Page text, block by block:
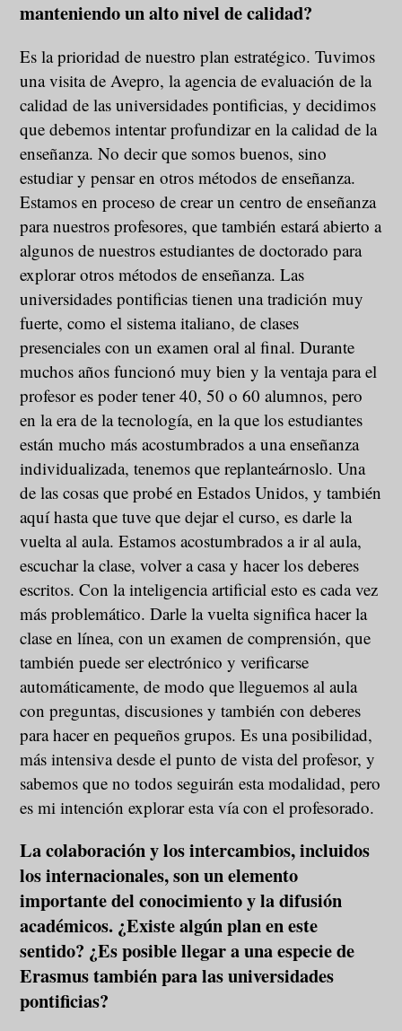
manteniendo un alto nivel de calidad?
Es la prioridad de nuestro plan estratégico. Tuvimos
una visita de Avepro, la agencia de evaluación de la
calidad de las universidades pontificias, y decidimos
que debemos intentar profundizar en la calidad de la
enseñanza. No decir que somos buenos, sino
estudiar y pensar en otros métodos de enseñanza.
Estamos en proceso de crear un centro de enseñanza
para nuestros profesores, que también estará abierto a
algunos de nuestros estudiantes de doctorado para
explorar otros métodos de enseñanza. Las
universidades pontificias tienen una tradición muy
fuerte, como el sistema italiano, de clases
presenciales con un examen oral al final. Durante
muchos años funcionó muy bien y la ventaja para el
profesor es poder tener 40, 50 o 60 alumnos, pero
en la era de la tecnología, en la que los estudiantes
están mucho más acostumbrados a una enseñanza
individualizada, tenemos que replanteárnoslo. Una
de las cosas que probé en Estados Unidos, y también
aquí hasta que tuve que dejar el curso, es darle la
vuelta al aula. Estamos acostumbrados a ir al aula,
escuchar la clase, volver a casa y hacer los deberes
escritos. Con la inteligencia artificial esto es cada vez
más problemático. Darle la vuelta significa hacer la
clase en línea, con un examen de comprensión, que
también puede ser electrónico y verificarse
automáticamente, de modo que lleguemos al aula
con preguntas, discusiones y también con deberes
para hacer en pequeños grupos. Es una posibilidad,
más intensiva desde el punto de vista del profesor, y
sabemos que no todos seguirán esta modalidad, pero
es mi intención explorar esta vía con el profesorado.
La colaboración y los intercambios, incluidos
los internacionales, son un elemento
importante del conocimiento y la difusión
académicos. ¿Existe algún plan en este
sentido? ¿Es posible llegar a una especie de
Erasmus también para las universidades
pontificias?